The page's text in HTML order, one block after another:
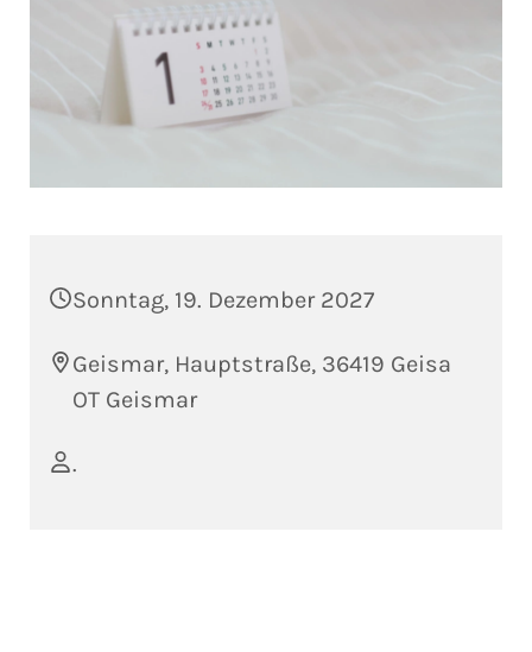
Sonntag, 19. Dezember 2027
Geismar, Hauptstraße, 36419 Geisa
OT Geismar
.